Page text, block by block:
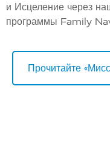
и Исцеление через
программы Family
Прочитайте